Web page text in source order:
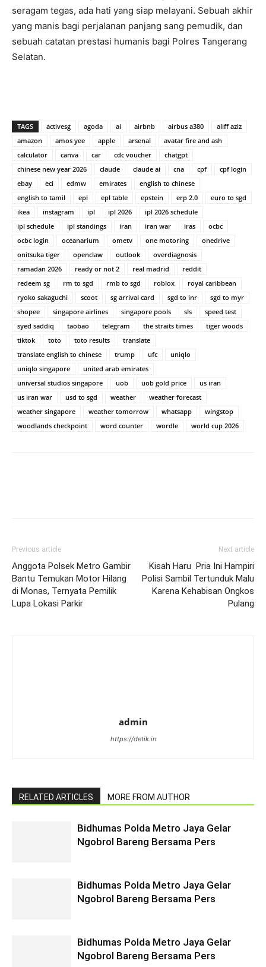
seragam tegas, ada hati yang siap melayani. Sebuah akhir
yang manis bagi perjalanan panjang sang pemudik, dan
sebuah catatan prestasi humanis bagi Polres Tangerang
Selatan.
TAGS activesg agoda ai airbnb airbus a380
aliff aziz
amazon
amos yee apple arsenal
avatar fire and ash
calculator
canva car cdc voucher
chatgpt
chinese new year 2026
claude claude ai cna cpf
cpf login
ebay
eci edmw emirates
english to chinese
english to tamil
epl epl table epstein erp 2.0
euro to sgd
ikea
instagram ipl ipl 2026
ipl 2026 schedule
ipl schedule
ipl standings iran iran war iras
ocbc
ocbc login
oceanarium ometv one motoring
onedrive
onitsuka tiger
openclaw outlook
overdiagnosis
ramadan 2026
ready or not 2 real madrid
reddit
redeem sg
rm to sgd rmb to sgd roblox
royal caribbean
ryoko sakaguchi
scoot sg arrival card sgd to inr
sgd to myr
shopee
singapore airlines singapore pools sls
speed test
syed saddiq
taobao telegram the straits times
tiger woods
tiktok
toto toto results
translate
translate english to chinese
trump ufc
uniqlo
uniqlo singapore
united arab emirates
universal studios singapore
uob uob gold price
us iran
us iran war
usd to sgd weather
weather forecast
weather singapore
weather tomorrow whatsapp
wingstop
woodlands checkpoint
word counter wordle world cup 2026
Previous article
Anggota Polsek Metro Gambir
Bantu Temukan Motor Hilang
di Monas, Ternyata Pemilik
Lupa Lokasi Parkir
Next article
Kisah Haru Pria Ini Hampiri
Polisi Sambil Tertunduk Malu
Karena Kehabisan Ongkos
Pulang
admin
https://detik.in
RELATED ARTICLES MORE FROM AUTHOR
Bidhumas Polda Metro Jaya Gelar
Ngobrol Bareng Bersama Pers
Bidhumas Polda Metro Jaya Gelar
Ngobrol Bareng Bersama Pers
Bidhumas Polda Metro Jaya Gelar
Ngobrol Bareng Bersama Pers